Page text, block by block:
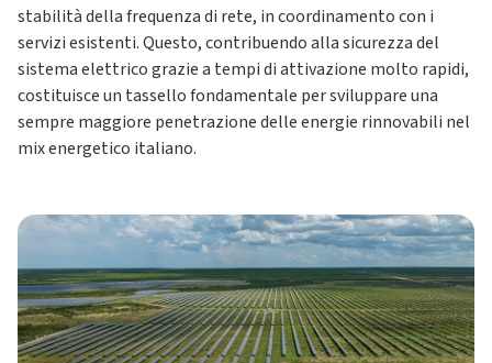
stabilità della frequenza di rete, in coordinamento con i
servizi esistenti. Questo, contribuendo alla sicurezza del
sistema elettrico grazie a tempi di attivazione molto rapidi,
costituisce un tassello fondamentale per sviluppare una
sempre maggiore penetrazione delle energie rinnovabili nel
mix energetico italiano.